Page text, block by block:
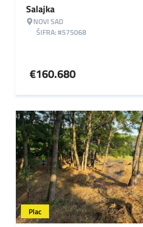
Salajka
NOVI SAD
ŠIFRA: #575068
€160.680
Plac